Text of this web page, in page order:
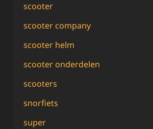
scooter
scooter company
scooter helm
scooter onderdelen
scooters
snorfiets
super